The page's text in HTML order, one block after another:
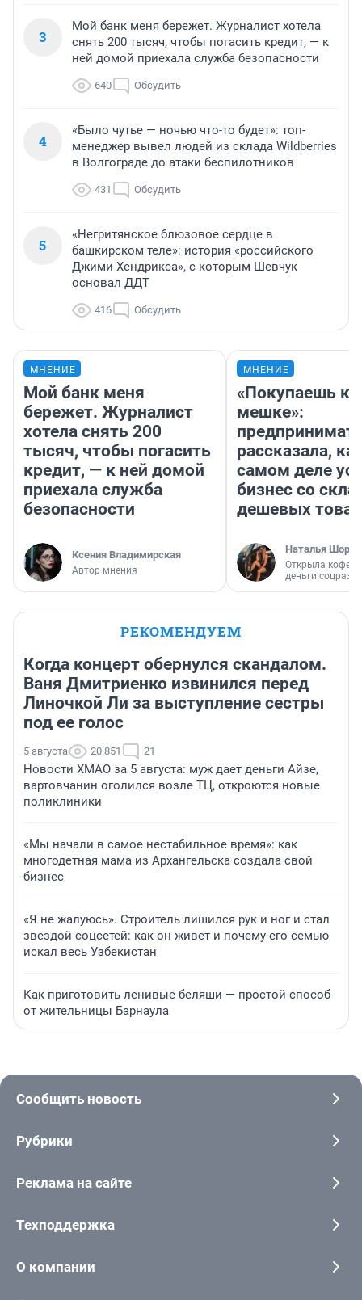
3
Мой банк меня бережет. Журналист хотела
снять 200 тысяч, чтобы погасить кредит, — к
ней домой приехала служба безопасности
640 Обсудить
4
«Было чутье — ночью что-то будет»: топ-
менеджер вывел людей из склада Wildberries
в Волгограде до атаки беспилотников
431 Обсудить
5
«Негритянское блюзовое сердце в
башкирском теле»: история «российского
Джими Хендрикса», с которым Шевчук
основал ДДТ
416 Обсудить
МНЕНИЕ
Мой банк меня
бережет. Журналист
хотела снять 200
тысяч, чтобы погасить
кредит, — к ней домой
приехала служба
безопасности
Ксения Владимирская
Автор мнения
МНЕНИЕ
«Покупаешь
мешке»:
рассказала,
самом деле
бизнес со
дешевых
Наталья
Открыла
деньги
РЕКОМЕНДУЕМ
Когда концерт обернулся скандалом.
Ваня Дмитриенко извинился перед
Линочкой Ли за выступление сестры
под ее голос
5 августа 20 851 21
Новости ХМАО за 5 августа: муж дает деньги Айзе,
вартовчанин оголился возле ТЦ, откроются новые
поликлиники
«Мы начали в самое нестабильное время»: как
многодетная мама из Архангельска создала свой
бизнес
«Я не жалуюсь». Строитель лишился рук и ног и стал
звездой соцсетей: как он живет и почему его семью
искал весь Узбекистан
Как приготовить ленивые беляши — простой способ
от жительницы Барнаула
Сообщить новость
Рубрики
Реклама на сайте
Техподдержка
О компании